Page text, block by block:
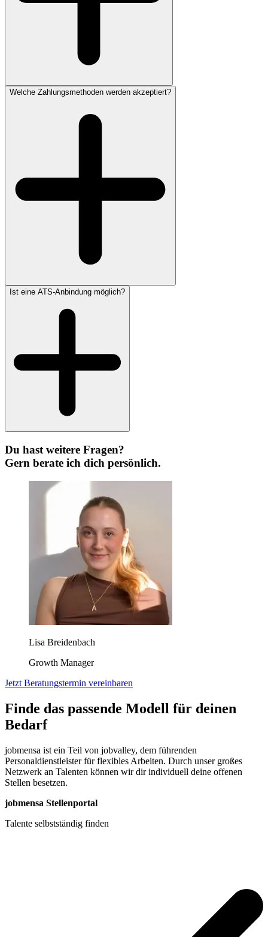
Welche Zahlungsmethoden werden akzeptiert?
Ist eine ATS-Anbindung möglich?
Du hast weitere Fragen?
Gern berate ich dich persönlich.
Lisa Breidenbach
Growth Manager
Jetzt Beratungstermin vereinbaren
Finde das passende Modell für deinen
Bedarf
jobmensa ist ein Teil von jobvalley, dem führenden
Personaldienstleister für flexibles Arbeiten. Durch unser großes
Netzwerk an Talenten können wir dir individuell deine offenen
Stellen besetzen.
jobmensa Stellenportal
Talente selbstständig finden